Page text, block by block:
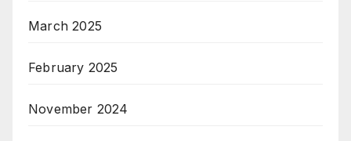
March 2025
February 2025
November 2024